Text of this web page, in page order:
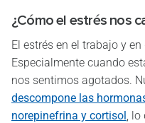
¿Cómo el estrés nos
El estrés en el trabajo y
Especialmente cuando
nos sentimos agotados.
descompone las
norepinefrina y cortisol, lo